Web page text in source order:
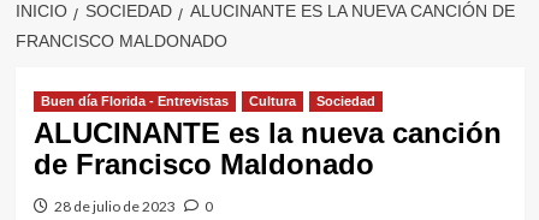
INICIO SOCIEDAD
ALUCINANTE ES LA NUEVA CANCIÓN DE
FRANCISCO MALDONADO
Buen día Florida - Entrevistas Cultura Sociedad
ALUCINANTE es la nueva canción
de Francisco Maldonado
28 de julio de 2023 0